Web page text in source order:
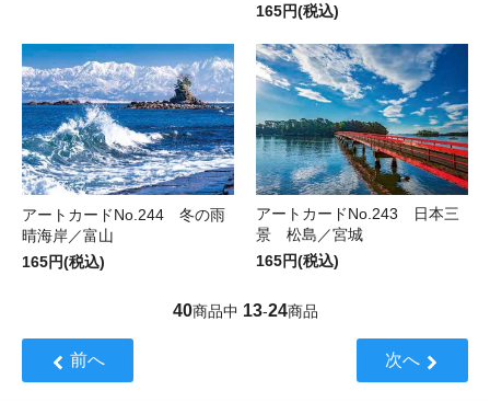
165円(税込)
アートカードNo.244 冬の雨
晴海岸／富山
165円(税込)
アートカードNo.243 日本三
景 松島／宮城
165円(税込)
40商品中 13-24商品
前へ 次へ